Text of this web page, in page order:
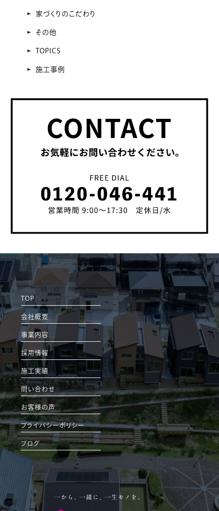
家づくりのこだわり
その他
TOPICS
施工事例
TOP
会社概要
事業内容
採用情報
施工実績
問い合わせ
お客様の声
プライバシーポリシー
ブログ